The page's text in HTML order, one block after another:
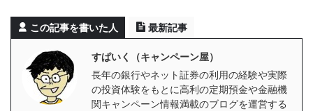
この記事を書いた人 最新記事
すぱいく（キャンペーン屋）
長年の銀行やネット証券の利用の経験や実際
の投資体験をもとに高利の定期預金や金融機
関キャンペーン情報満載のブログを運営する